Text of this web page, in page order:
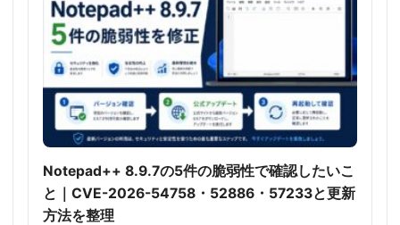
Notepad++ 8.9.7の5件の脆弱性で確認したいこ
と｜CVE-2026-54758・52886・57233と更新
方法を整理